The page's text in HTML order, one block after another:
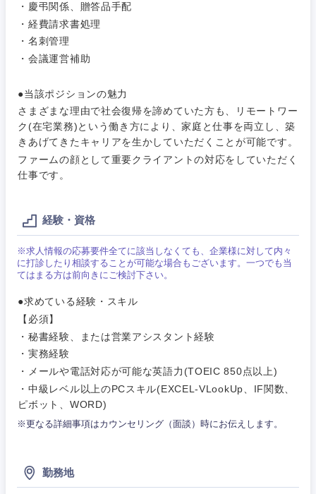
・慶弔関係、贈答品手配
・経費請求書処理
・名刺管理
・会議運営補助
●当該ポジションの魅力
さまざまな理由で社会復帰を諦めていた方も、リモートワー
ク(在宅業務)という働き方により、家庭と仕事を両立し、築
きあげてきたキャリアを生かしていただくことが可能です。
ファームの顔として重要クライアントの対応をしていただく
仕事です。
経験・資格
※求人情報の応募要件全てに該当しなくても、企業様に対して内々
に打診したり相談することが可能な場合もございます。一つでも当
てはまる方は前向きにご検討下さい。
●求めている経験・スキル
【必須】
・秘書経験、または営業アシスタント経験
・実務経験
・メールや電話対応が可能な英語力(TOEIC 850点以上)
・中級レベル以上のPCスキル(EXCEL-VLookUp、IF関数、
ピボット、WORD)
※更なる詳細事項はカウンセリング（面談）時にお伝えします。
勤務地
SCM
マーケテ
ィング
営業
クリエイ
ティブ
コンサル
専門職
技術職
（IT）、
Webサー
作、ゲー
ム
（モノづ
くり）
経営企画
政策渉外
人事
マーケティング
営業
サービス
クリエイティブ
技術職（IT）、Webサービス・制作、ゲーム
メディカル
不動産専門職
事務職
電気・電子・半導体
素材・化学・金属
食品・化粧品・アパレル・消費財
メディカル・ヘルスケア・ライフサイエンス
建設・不動産
倉庫・運輸・物流
IT・通信
WEBサービス
宮城県
福島県
フリーワード
こだわり条件を入力ください
急募 第二新卒
転勤なし
上
完全週休2日制 社宅・家賃補助有